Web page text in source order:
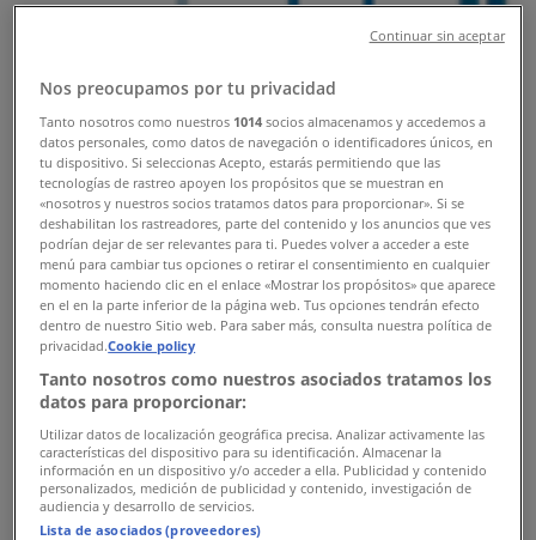
Tiendas de Sam's Club en Cholula de Rivadavia
Sam's Club
Boulevard Forjadores de Puebla 3401, Cholula de
Rivadavia
532 m
Abierto
Sam's Club
Circuito Interior 1920, Heróica Puebla de Zaragoza
9.6 km
Abierto
Nos preocupamos por tu privacidad
Tanto nosotros como nuestros 1014 socios almacenamos y accedemos a
datos personales, como datos de navegación o identificadores únicos, en
tu dispositivo. Si seleccionas Acepto, estarás permitiendo que las
tecnologías de rastreo apoyen los propósitos que se muestran en
«nosotros y nuestros socios tratamos datos para proporcionar». Si se
deshabilitan los rastreadores, parte del contenido y los anuncios que ves
podrían dejar de ser relevantes para ti. Puedes volver a acceder a este
menú para cambiar tus opciones o retirar el consentimiento en cualquier
momento haciendo clic en el enlace «Mostrar los propósitos» que aparece
en el en la parte inferior de la página web. Tus opciones tendrán efecto
dentro de nuestro Sitio web. Para saber más, consulta nuestra política de
privacidad.Cookie policy
Tanto nosotros como nuestros asociados tratamos los
datos para proporcionar:
Utilizar datos de localización geográfica precisa. Analizar activamente las
características del dispositivo para su identificación. Almacenar la
información en un dispositivo y/o acceder a ella. Publicidad y contenido
personalizados, medición de publicidad y contenido, investigación de
audiencia y desarrollo de servicios.
Lista de asociados (proveedores)
Continuar sin aceptar